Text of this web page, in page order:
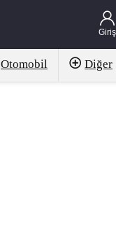
Giriş
Otomobil Diğer